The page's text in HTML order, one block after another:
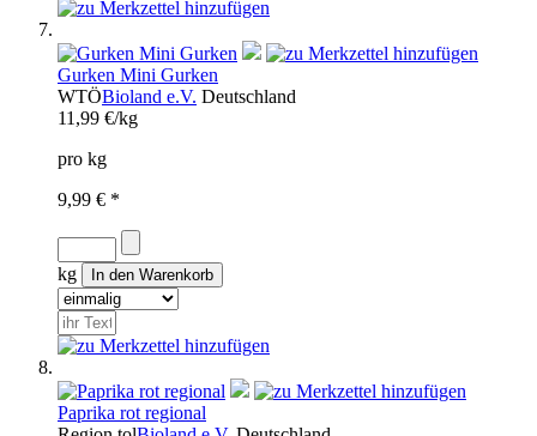
Gurken Mini Gurken
WTÖBioland e.V. Deutschland
11,99 €/kg
pro kg
9,99 € *
kg
Paprika rot regional